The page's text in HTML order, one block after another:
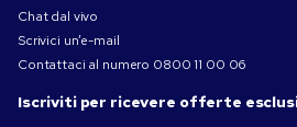
Chat dal vivo
Scrivici un’e-mail
Contattaci al numero 0800 11 00 06
Iscriviti per ricevere offerte